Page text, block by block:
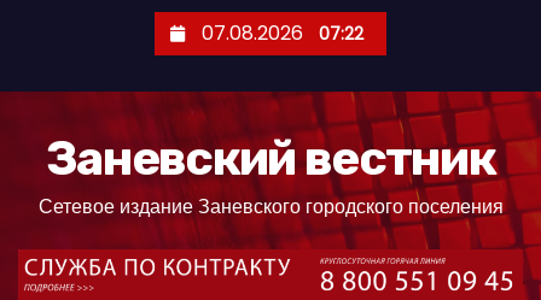
07.08.2026 07:22
Заневский вестник
Сетевое издание Заневского городского поселения